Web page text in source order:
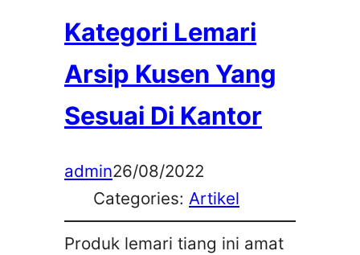
Kategori Lemari
Arsip Kusen Yang
Sesuai Di Kantor
admin26/08/2022
Categories: Artikel
Produk lemari tiang ini amat